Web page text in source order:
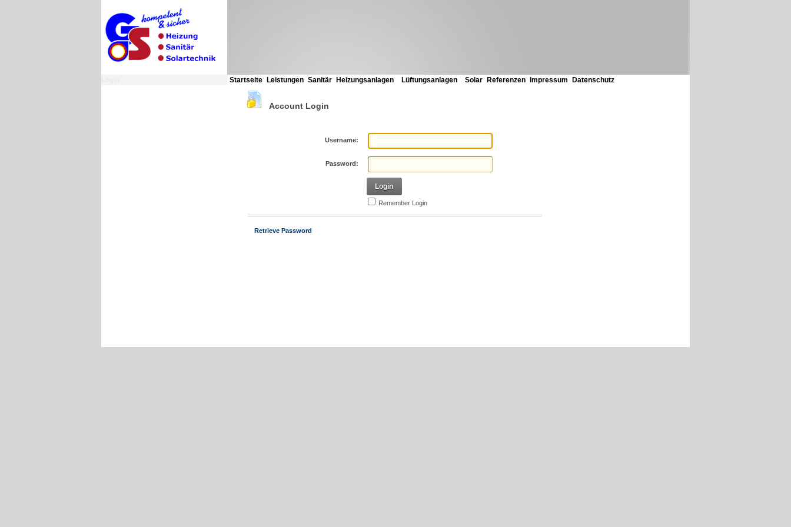
Startseite Leistungen Sanitär Heizungsanlagen Lüftungsanlagen Solar Referenzen Impressum Datenschutz
Account Login
Username:
Password:
Login
Remember Login
Retrieve Password